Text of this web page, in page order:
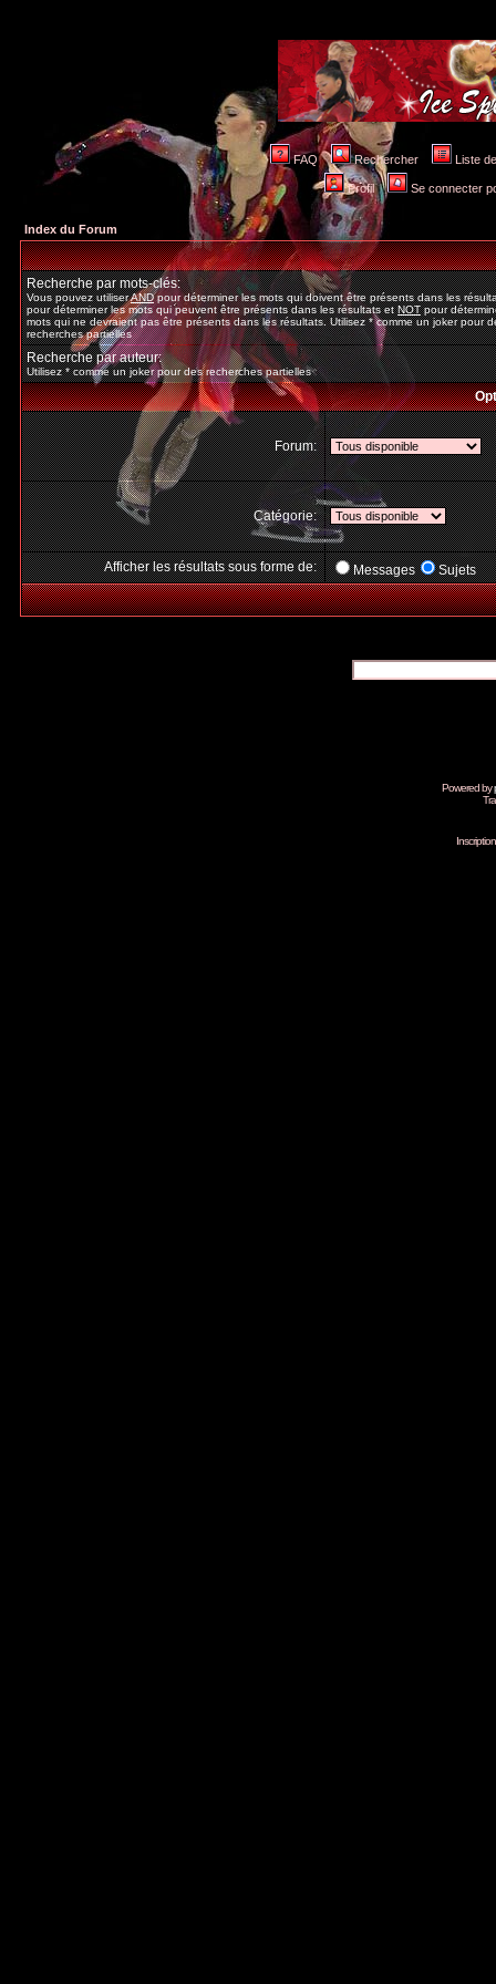
FAQ Rechercher Liste
Profil Se connecter
Index du Forum
Recherche par mots-clés:
Vous pouvez utiliserANDpour déterminer les mots qui doivent être présents dans les
pour déterminer les mots qui peuvent être présents dans les résultats etNOTpour
mots qui ne devraient pas être présents dans les résultats. Utilisez * comme un joker pour
recherches partielles
Recherche par auteur:
Utilisez * comme un joker pour des recherches partielles
Forum:
Catégorie:
Afficher les résultats sous forme de: Messages Sujets
Powered by